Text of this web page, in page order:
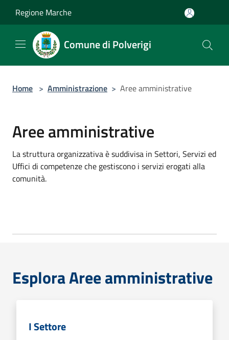
Regione Marche
Comune di Polverigi
Home > Amministrazione > Aree amministrative
Aree amministrative
La struttura organizzativa è suddivisa in Settori, Servizi ed
Uffici di competenze che gestiscono i servizi erogati alla
comunità.
Esplora Aree amministrative
I Settore